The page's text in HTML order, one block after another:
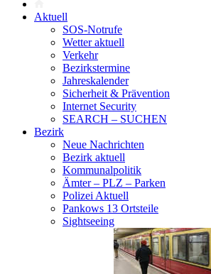
Aktuell
SOS-Notrufe
Wetter aktuell
Verkehr
Bezirkstermine
Jahreskalender
Sicherheit & Prävention
Internet Security
SEARCH – SUCHEN
Bezirk
Neue Nachrichten
Bezirk aktuell
Kommunalpolitik
Ämter – PLZ – Parken
Polizei Aktuell
Pankows 13 Ortsteile
Sightseeing